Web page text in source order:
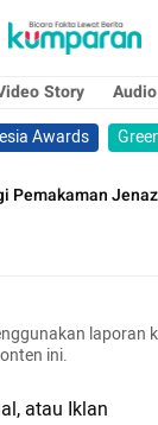
Story
Awards
Pemakaman
laporan
ini.
atau Iklan